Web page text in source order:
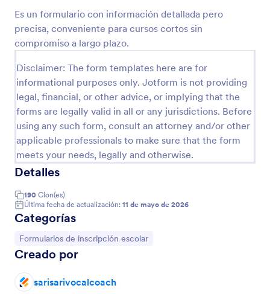
Es un formulario con información detallada pero
precisa, conveniente para cursos cortos sin
compromiso a largo plazo.
Disclaimer: The form templates here are for
informational purposes only. Jotform is not providing
legal, financial, or other advice, or implying that the
forms are legally valid in all or any jurisdictions. Before
using any such form, consult an attorney and/or other
applicable professionals to make sure that the form
meets your needs, legally and otherwise.
Detalles
190 Clon(es)
Última fecha de actualización: 11 de mayo de 2026
Categorías
Ir a Categoría:
Formularios de inscripción escolar
Creado por
sarisarivocalcoach
Vista previa